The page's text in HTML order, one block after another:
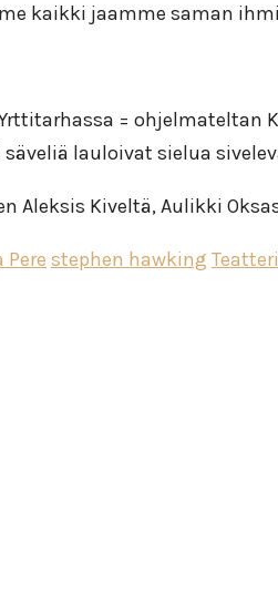
kaikki jaamme saman
=
lauloivat sielua
Kiveltä, Aulikki
Pere stephen hawking